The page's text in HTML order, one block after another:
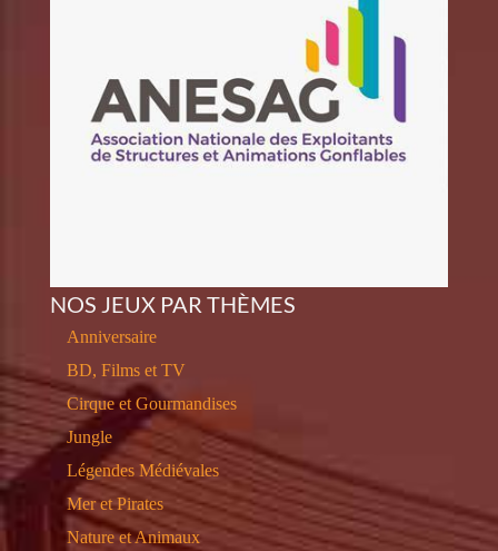
NOS JEUX PAR THÈMES
Anniversaire
BD, Films et TV
Cirque et Gourmandises
Jungle
Légendes Médiévales
Mer et Pirates
Nature et Animaux